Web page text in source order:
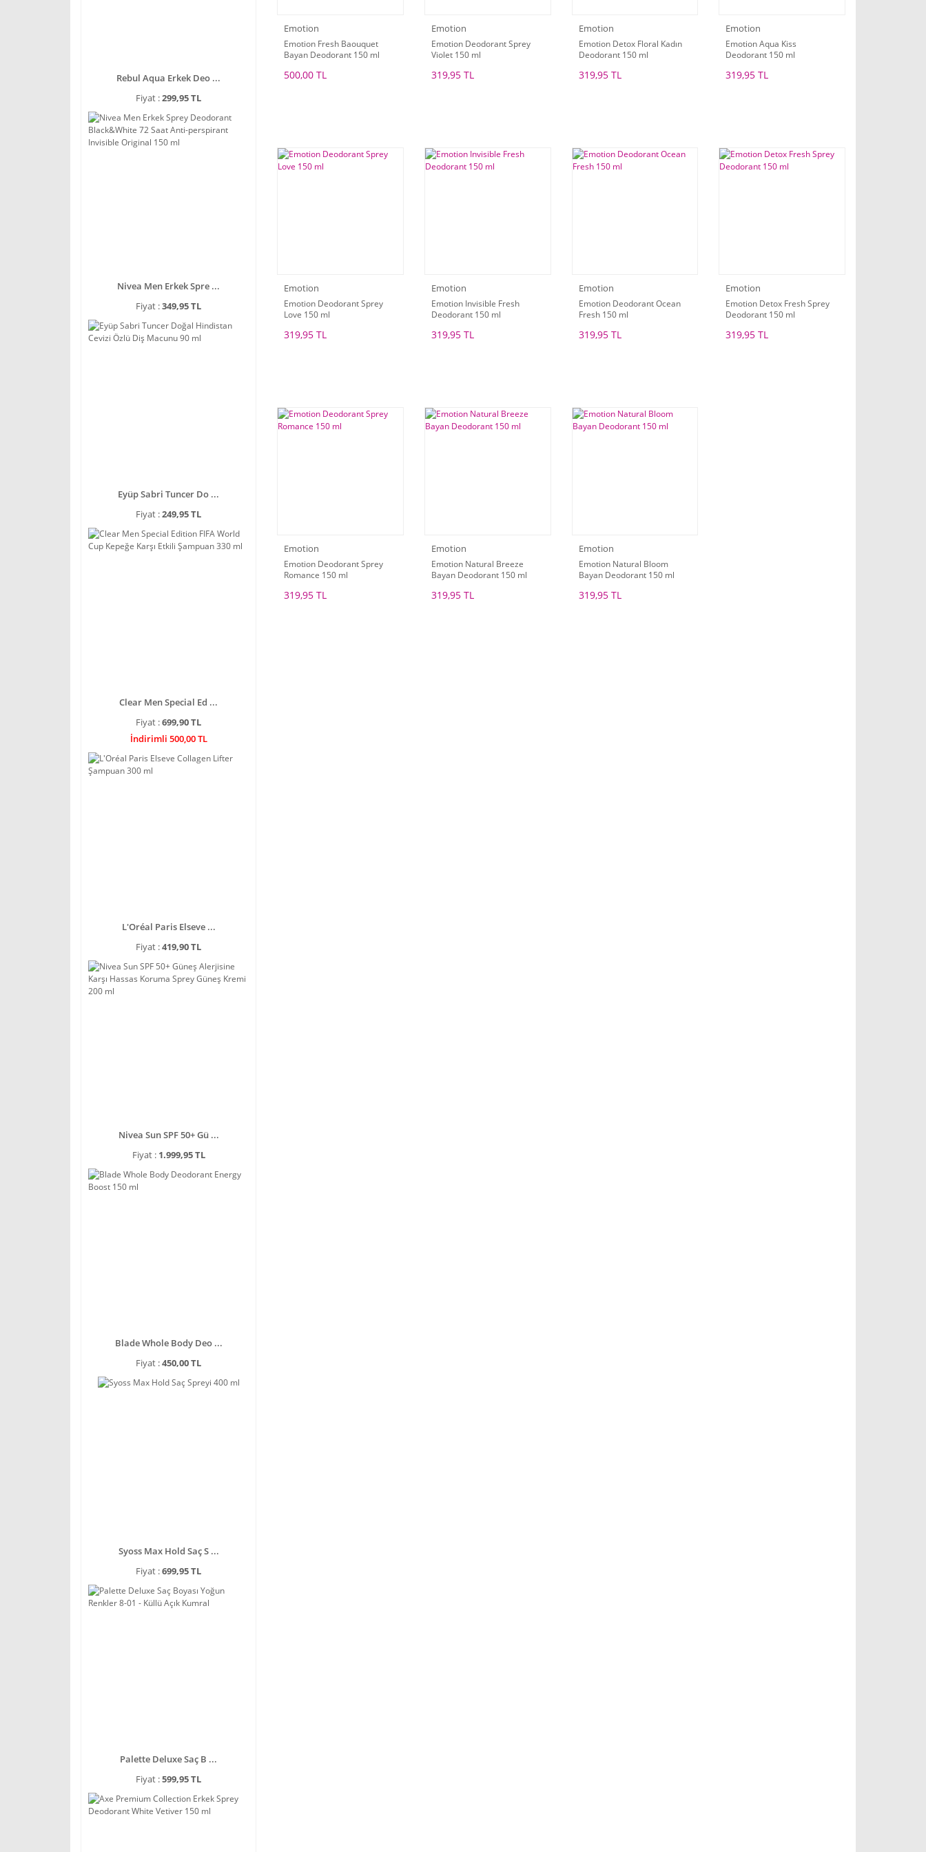
Rebul Aqua Erkek Deo ...
Fiyat :299,95 TL
Nivea Men Erkek Spre ...
Fiyat :349,95 TL
Eyüp Sabri Tuncer Do ...
Fiyat :249,95 TL
Clear Men Special Ed ...
Fiyat :699,90 TL
İndirimli 500,00 TL
L'Oréal Paris Elseve ...
Fiyat :419,90 TL
Nivea Sun SPF 50+ Gü ...
Fiyat : 1.999,95 TL
Blade Whole Body Deo ...
Fiyat :450,00 TL
Syoss Max Hold Saç S ...
Fiyat :699,95 TL
Palette Deluxe Saç B ...
Fiyat :599,95 TL
Emotion
Emotion Fresh Baouquet
Bayan Deodorant 150 ml
500,00 TL
Emotion
Emotion Deodorant Sprey
Violet 150 ml
319,95 TL
Emotion
Emotion Detox Floral Kadın
Deodorant 150 ml
319,95 TL
Emotion
Emotion Aqua Kiss
Deodorant 150 ml
319,95 TL
Emotion
Emotion Deodorant Sprey
Love 150 ml
319,95 TL
Emotion
Emotion Invisible Fresh
Deodorant 150 ml
319,95 TL
Emotion
Emotion Deodorant Ocean
Fresh 150 ml
319,95 TL
Emotion
Emotion Detox Fresh Sprey
Deodorant 150 ml
319,95 TL
Emotion
Emotion Deodorant Sprey
Romance 150 ml
319,95 TL
Emotion
Emotion Natural Breeze
Bayan Deodorant 150 ml
319,95 TL
Emotion
Emotion Natural Bloom
Bayan Deodorant 150 ml
319,95 TL